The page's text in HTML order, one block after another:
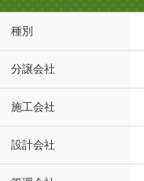
種別
分譲会社
施工会社
設計会社